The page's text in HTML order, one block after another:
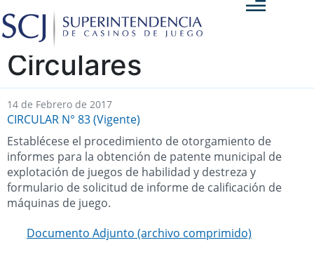
Circulares
14 de Febrero de 2017
CIRCULAR N° 83 (Vigente)
Establécese el procedimiento de otorgamiento de
informes para la obtención de patente municipal de
explotación de juegos de habilidad y destreza y
formulario de solicitud de informe de calificación de
máquinas de juego.
Documento Adjunto (archivo comprimido)